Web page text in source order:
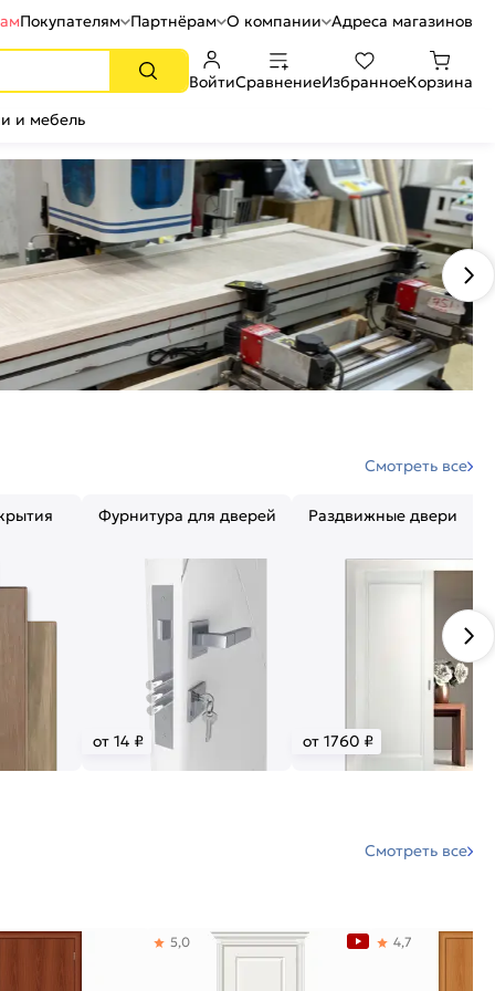
Покупателям Партнёрам О компании Адреса магазинов
ВойтиСравнениеИзбранноеКорзина
и мебель
Смотреть все
Фурнитура для дверей
от 14 ₽
Раздвижные двери
от 1760 ₽
Смотреть все
5,0 4,7